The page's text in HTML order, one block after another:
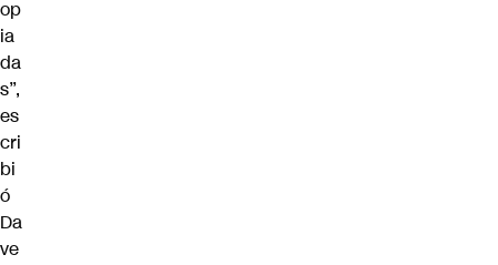
op
ia
da
s”,
es
cri
bi
ó
Da
ve